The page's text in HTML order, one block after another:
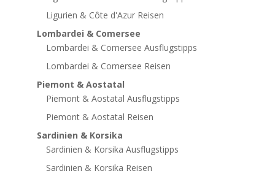
Ligurien & Côte d'Azur Reisen
Lombardei & Comersee
Lombardei & Comersee Ausflugstipps
Lombardei & Comersee Reisen
Piemont & Aostatal
Piemont & Aostatal Ausflugstipps
Piemont & Aostatal Reisen
Sardinien & Korsika
Sardinien & Korsika Ausflugstipps
Sardinien & Korsika Reisen